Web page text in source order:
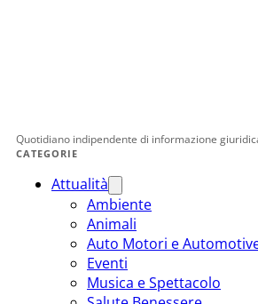
Quotidiano indipendente di informazione
CATEGORIE
Attualità
Ambiente
Animali
Auto Motori e
Eventi
Musica e Spettacolo